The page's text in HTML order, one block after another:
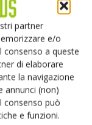
partner
e/o
consenso a queste
di elaborare
la navigazione
annunci (non)
consenso può
e funzioni.
sul costo
i produttori di
di maggiori
dispositivi SiC
come
SiC su
riduzione dei